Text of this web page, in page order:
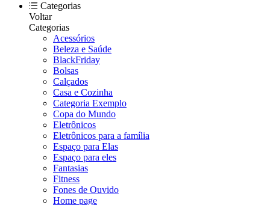
Categorias
Voltar
Categorias
Acessórios
Beleza e Saúde
BlackFriday
Bolsas
Calçados
Casa e Cozinha
Categoria Exemplo
Copa do Mundo
Eletrônicos
Eletrônicos para a família
Espaço para Elas
Espaço para eles
Fantasias
Fitness
Fones de Ouvido
Home page